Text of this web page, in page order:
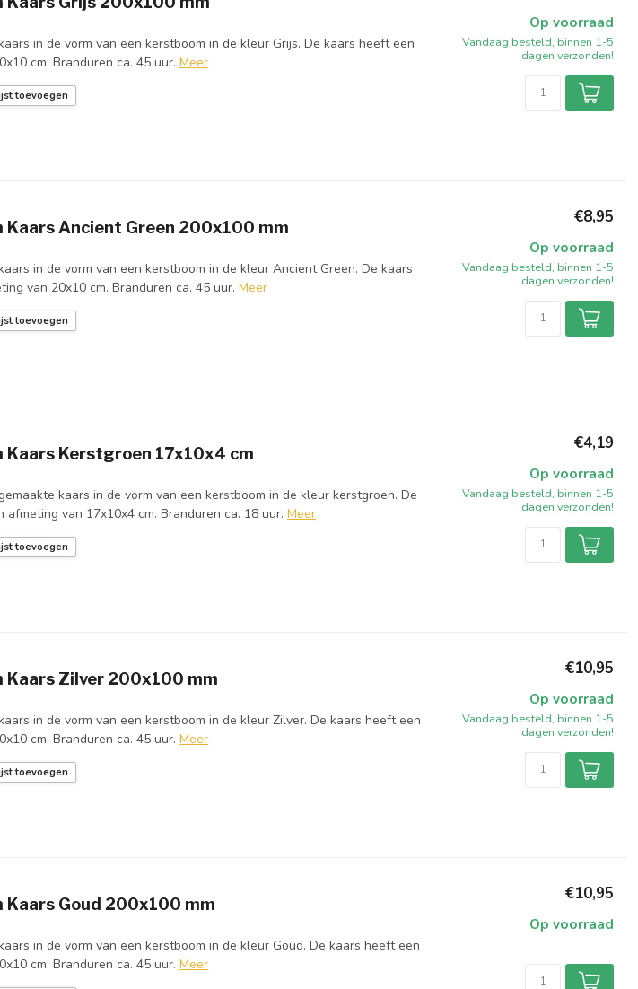
in de vorm van een kerstboom in de kleur Grijs. De kaars heeft een
cm. Branduren ca. 45 uur. Meer
toevoegen
Op voorraad
Vandaag besteld, binnen 1-5
dagen verzonden!
Kaars Ancient Green 200x100 mm
in de vorm van een kerstboom in de kleur Ancient Green. De kaars
van 20x10 cm. Branduren ca. 45 uur. Meer
toevoegen
€8,95
Op voorraad
Vandaag besteld, binnen 1-5
dagen verzonden!
Kaars Kerstgroen 17x10x4 cm
kaars in de vorm van een kerstboom in de kleur kerstgroen. De
afmeting van 17x10x4 cm. Branduren ca. 18 uur. Meer
toevoegen
€4,19
Op voorraad
Vandaag besteld, binnen 1-5
dagen verzonden!
Kaars Zilver 200x100 mm
in de vorm van een kerstboom in de kleur Zilver. De kaars heeft een
cm. Branduren ca. 45 uur. Meer
toevoegen
€10,95
Op voorraad
Vandaag besteld, binnen 1-5
dagen verzonden!
Kaars Goud 200x100 mm
in de vorm van een kerstboom in de kleur Goud. De kaars heeft een
cm. Branduren ca. 45 uur. Meer
€10,95
Op voorraad